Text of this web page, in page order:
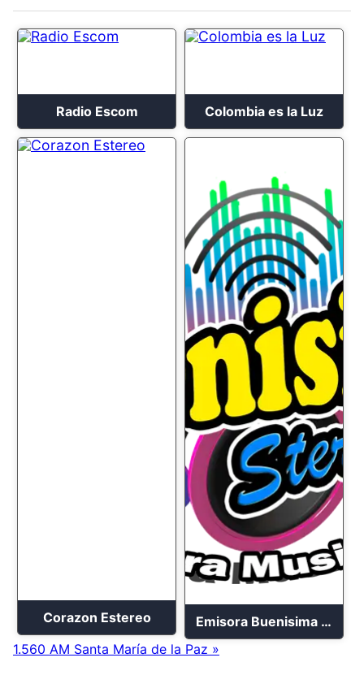
Radio Escom Colombia es la Luz
Corazon Estereo
Emisora Buenisima Stereo
1.560 AM Santa María de la Paz »